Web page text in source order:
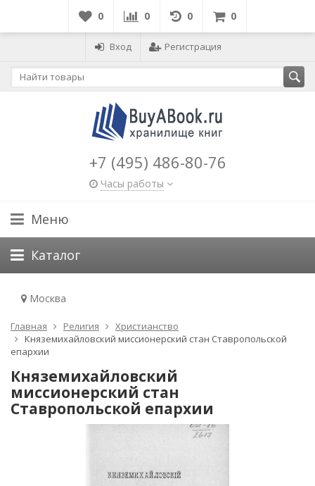
0 0 0 0
Вход Регистрация
+7 (495) 486-80-76
Часы работы
Меню
Каталог
Москва
Главная Религия
Христианство
Княземихайловский миссионерский стан Ставропольской
епархии
Княземихайловский
миссионерский стан
Ставропольской епархии